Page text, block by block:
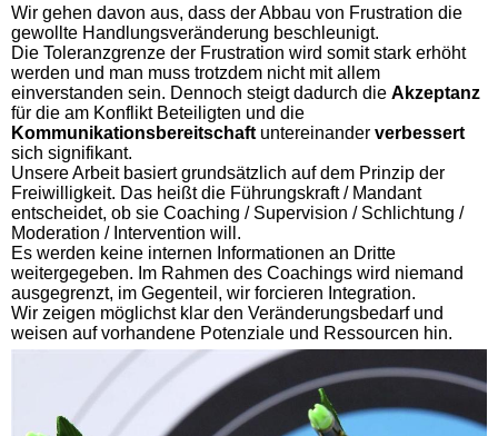
Wir gehen davon aus, dass der Abbau von Frustration die
gewollte Handlungsveränderung beschleunigt.
Die Toleranzgrenze der Frustration wird somit stark erhöht
werden und man muss trotzdem nicht mit allem
einverstanden sein. Dennoch steigt dadurch die Akzeptanz
für die am Konflikt Beteiligten und die
Kommunikationsbereitschaft untereinander verbessert
sich signifikant.
Unsere Arbeit basiert grundsätzlich auf dem Prinzip der
Freiwilligkeit. Das heißt die Führungskraft / Mandant
entscheidet, ob sie Coaching / Supervision / Schlichtung /
Moderation / Intervention will.
Es werden keine internen Informationen an Dritte
weitergegeben. Im Rahmen des Coachings wird niemand
ausgegrenzt, im Gegenteil, wir forcieren Integration.
Wir zeigen möglichst klar den Veränderungsbedarf und
weisen auf vorhandene Potenziale und Ressourcen hin.